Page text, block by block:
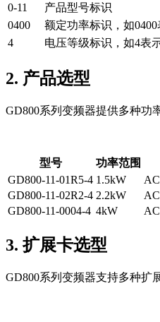
0-11
产品型号标识
0400
额定功率标识，如0400
4
电压等级标识，如4表
2. 产品选型
GD800系列变频器提供多种功
型号 功率范围
GD800-11-01R5-4 1.5kW
GD800-11-02R2-4 2.2kW
GD800-11-0004-4 4kW
3. 扩展卡选型
GD800系列变频器支持多种扩